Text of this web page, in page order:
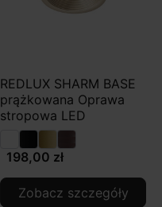
REDLUX SHARM BASE
prążkowana Oprawa
stropowa LED
198,00 zł
Zobacz szczegóły